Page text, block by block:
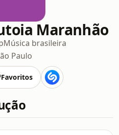
Maranhão
Música brasileira
Paulo
Favoritos